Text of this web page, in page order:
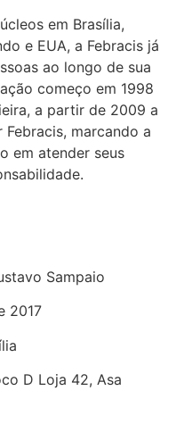
em Brasília,
e EUA, a Febracis já
ao longo de sua
começo em 1998
a partir de 2009 a
marcando a
em atender seus
Sampaio
2017
D Loja 42, Asa